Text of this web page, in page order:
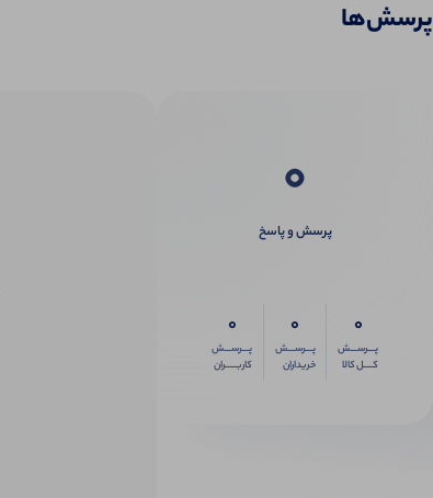
پرسش‌ها
0
پرسش و پاسخ
0
پـــرســـش
کــــل کالا
0
پـــرســـش
خریداران
0
پـــرســـش
کاربـــــران